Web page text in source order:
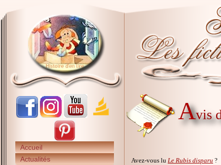
Accueil
Actualités
Avis
Avez-vous lu Le Rubis disparu ?